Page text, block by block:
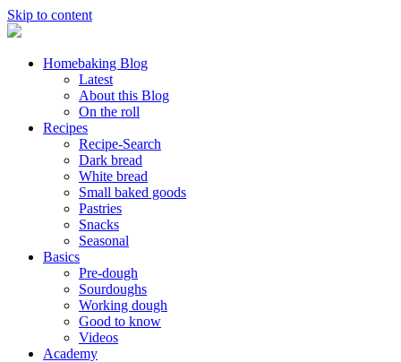
Skip to content
Homebaking Blog
Latest
About this Blog
On the roll
Recipes
Recipe-Search
Dark bread
White bread
Small baked goods
Pastries
Snacks
Seasonal
Basics
Pre-dough
Sourdoughs
Working dough
Good to know
Videos
Academy